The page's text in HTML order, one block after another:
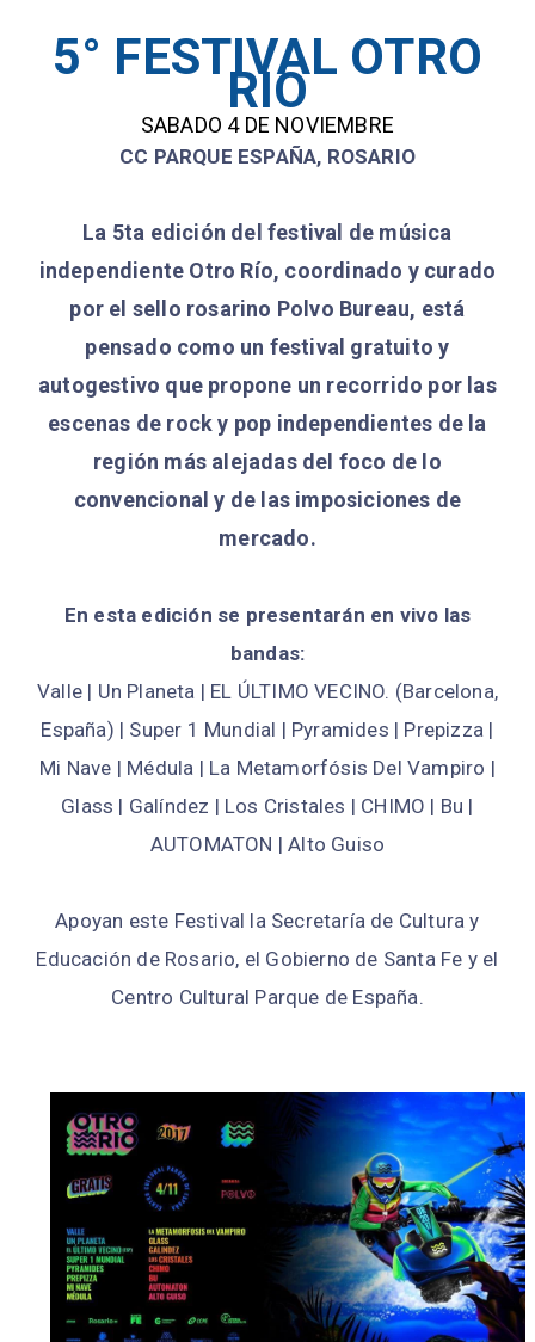
5° FESTIVAL OTRO
RIO
SABADO 4 DE NOVIEMBRE
CC PARQUE ESPAÑA, ROSARIO
La 5ta edición del festival de música
independiente Otro Río, coordinado y curado
por el sello rosarino Polvo Bureau, está
pensado como un festival gratuito y
autogestivo que propone un recorrido por las
escenas de rock y pop independientes de la
región más alejadas del foco de lo
convencional y de las imposiciones de
mercado.
En esta edición se presentarán en vivo las
bandas:
Valle | Un Planeta | EL ÚLTIMO VECINO. (Barcelona,
España) | Super 1 Mundial | Pyramides | Prepizza |
Mi Nave | Médula | La Metamorfósis Del Vampiro |
Glass | Galíndez | Los Cristales | CHIMO | Bu |
AUTOMATON | Alto Guiso
Apoyan este Festival la Secretaría de Cultura y
Educación de Rosario, el Gobierno de Santa Fe y el
Centro Cultural Parque de España.